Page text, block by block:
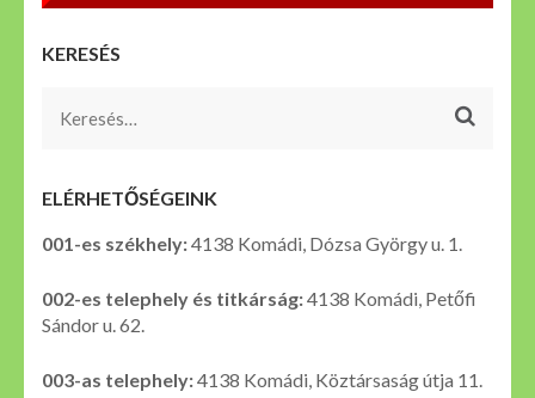
KERESÉS
Keresés:
ELÉRHETŐSÉGEINK
001-es székhely:4138 Komádi, Dózsa György u. 1.
002-es telephely és titkárság:4138 Komádi, Petőfi
Sándor u. 62.
003-as telephely:4138 Komádi, Köztársaság útja 11.